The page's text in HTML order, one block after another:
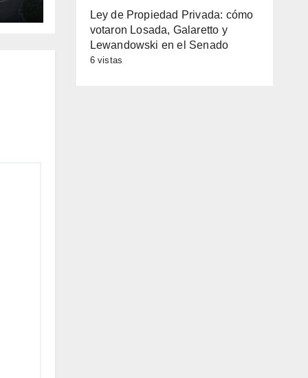
Ley de Propiedad Privada: cómo
votaron Losada, Galaretto y
Lewandowski en el Senado
6 vistas